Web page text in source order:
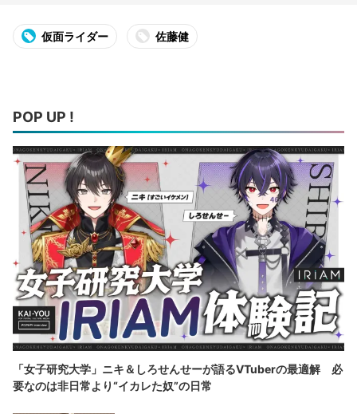
仮面ライダー 佐藤健
POP UP !
「女子研究大学」ニキ＆しろせんせーが語るVTuberの最適解 必
要なのは非日常より“イカレた奴”の日常